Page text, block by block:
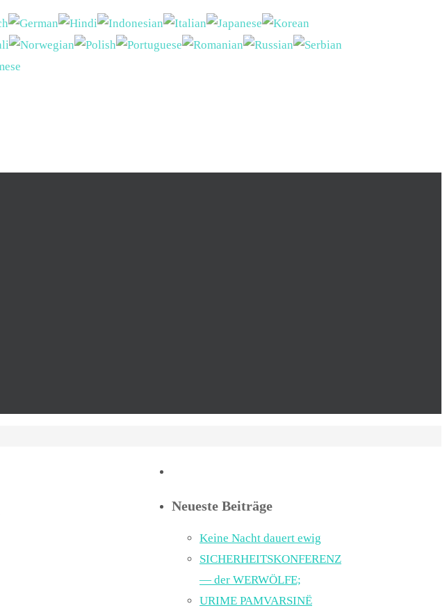
Neueste Beiträge
Keine Nacht dauert ewig
SICHERHEITSKONFERENZ
— der WERWÖLFE;
URIME PAMVARSINË